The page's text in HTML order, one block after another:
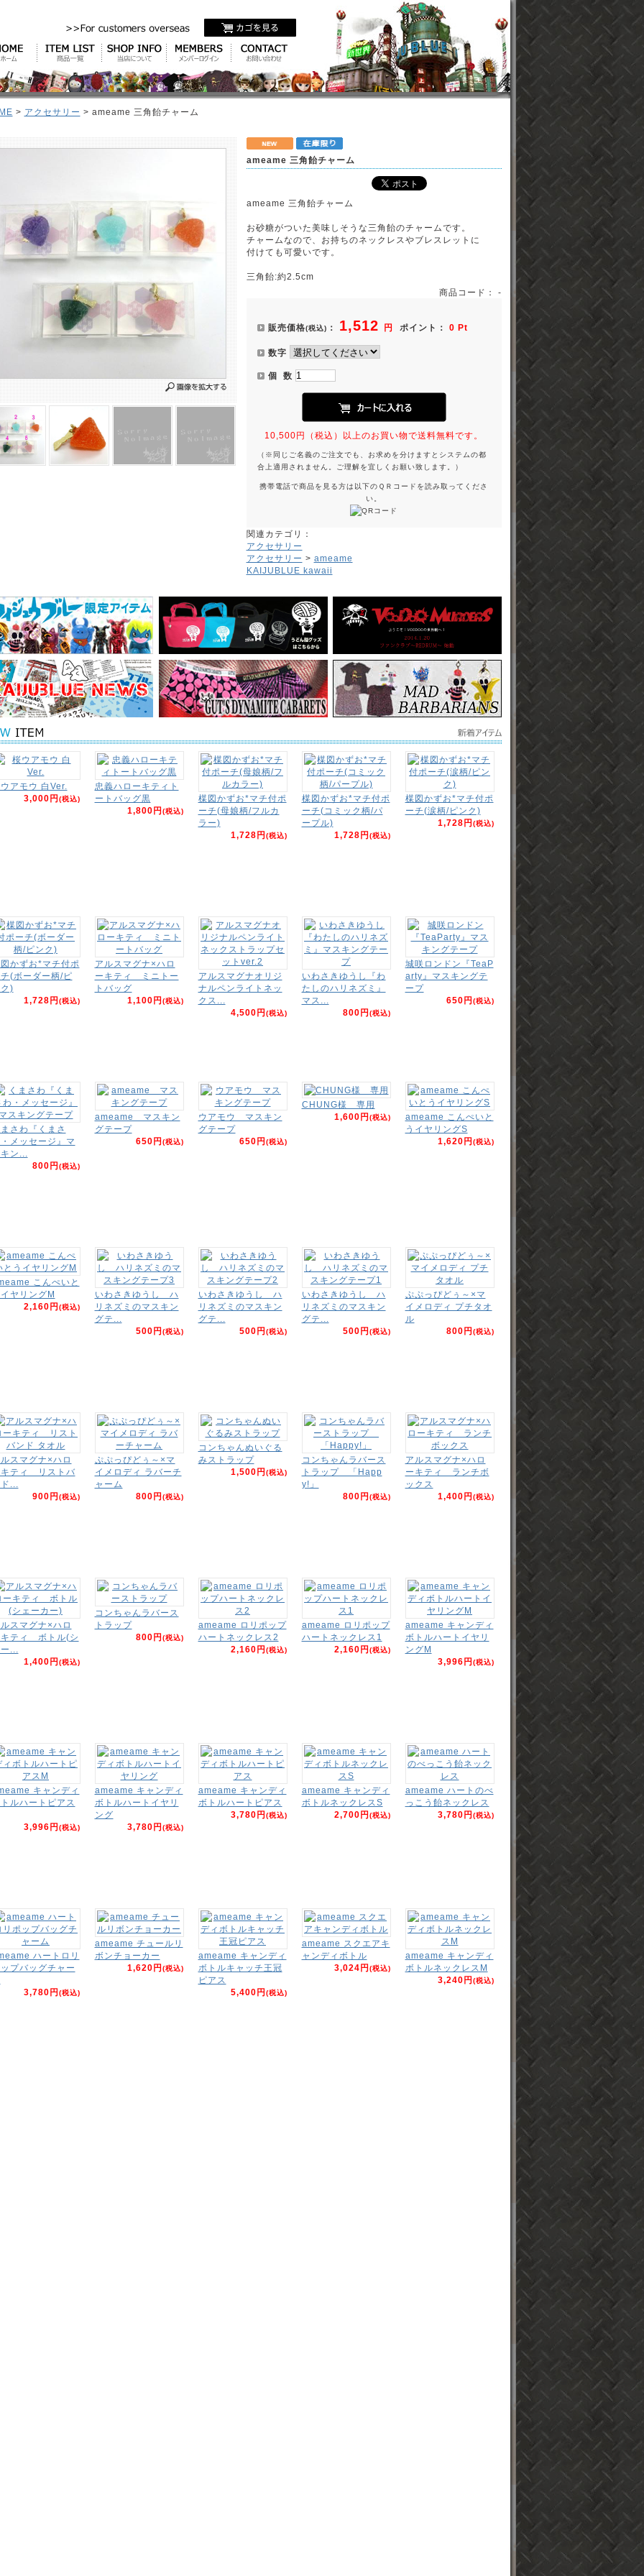
> アクセサリー > ameame 三角飴チャーム
ameame 三角飴チャーム
ameame 三角飴チャーム
お砂糖がついた美味しそうな三角飴のチャームです。
チャームなので、お持ちのネックレスやブレスレットに
付けても可愛いです。
三角飴:約2.5cm
商品コード： -
販売価格(税込) ： 1,512 円 ポイント： 0 Pt
数字
個 数
10,500円（税込）以上のお買い物で送料無料です。
（※同じご名義のご注文でも、お求めを分けますとシステムの都
合上適用されません。ご理解を宜しくお願い致します。）
携帯電話で商品を見る方は以下のＱＲコードを読み取ってくださ
い。
関連カテゴリ：
アクセサリー
アクセサリー > ameame
KAIJUBLUE kawaii
アモウ 白Ver.
3,000円(税込)
忠義ハローキティト
ートバッグ黒
1,800円(税込)
楳図かずお*マチ付ポ
ーチ(母娘柄/フルカ
ラー)
1,728円(税込)
楳図かずお*マチ付ポ
ーチ(コミック柄/パ
ープル)
1,728円(税込)
楳図かずお*マチ付ポ
ーチ(涙柄/ピンク)
1,728円(税込)
かずお*マチ付ポ
(ボーダー柄/ピ
)
1,728円(税込)
アルスマグナ×ハロ
ーキティ ミニトー
トバッグ
1,100円(税込)
アルスマグナオリジ
ナルペンライトネッ
クス...
4,500円(税込)
いわさきゆうし『わ
たしのハリネズミ』
マス...
800円(税込)
城咲ロンドン『TeaP
arty』マスキングテ
ープ
650円(税込)
さわ『くまさ
メッセージ』マ
ン...
800円(税込)
ameame マスキン
グテープ
650円(税込)
ウアモウ マスキン
グテープ
650円(税込)
CHUNG様 専用
1,600円(税込)
ameame こんぺいと
うイヤリングS
1,620円(税込)
こんぺいと
ヤリングM
2,160円(税込)
いわさきゆうし ハ
リネズミのマスキン
グテ...
500円(税込)
いわさきゆうし ハ
リネズミのマスキン
グテ...
500円(税込)
いわさきゆうし ハ
リネズミのマスキン
グテ...
500円(税込)
ぷぷっぴどぅ～×マ
イメロディ プチタオ
ル
800円(税込)
スマグナ×ハロ
ティ リストバ
...
900円(税込)
ぷぷっぴどぅ～×マ
イメロディ ラバーチ
ャーム
800円(税込)
コンちゃんぬいぐる
みストラップ
1,500円(税込)
コンちゃんラバース
トラップ 「Happ
y!」
800円(税込)
アルスマグナ×ハロ
ーキティ ランチボ
ックス
1,400円(税込)
スマグナ×ハロ
ティ ボトル(シ
...
1,400円(税込)
コンちゃんラバース
トラップ
800円(税込)
ameame ロリポップ
ハートネックレス2
2,160円(税込)
ameame ロリポップ
ハートネックレス1
2,160円(税込)
ameame キャンディ
ボトルハートイヤリ
ングM
3,996円(税込)
キャンディ
ルハートピアス
3,996円(税込)
ameame キャンディ
ボトルハートイヤリ
ング
3,780円(税込)
ameame キャンディ
ボトルハートピアス
3,780円(税込)
ameame キャンディ
ボトルネックレスS
2,700円(税込)
ameame ハートのべ
っこう飴ネックレス
3,780円(税込)
ハートロリ
プバッグチャー
3,780円(税込)
ameame チュールリ
ボンチョーカー
1,620円(税込)
ameame キャンディ
ボトルキャッチ王冠
ピアス
5,400円(税込)
ameame スクエアキ
ャンディボトル
3,024円(税込)
ameame キャンディ
ボトルネックレスM
3,240円(税込)